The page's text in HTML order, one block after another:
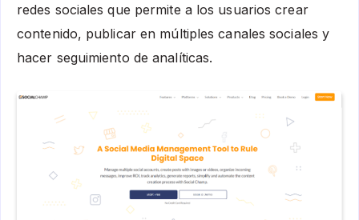
redes sociales que permite a los usuarios crear
contenido, publicar en múltiples canales sociales y
hacer seguimiento de analíticas.